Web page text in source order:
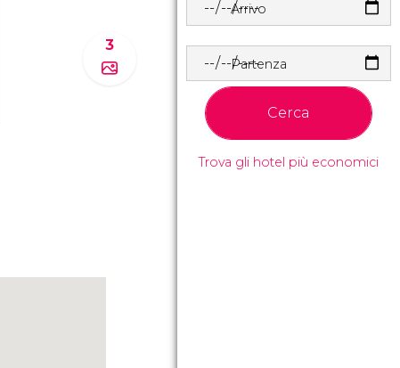
3
Arrivo
Partenza
Cerca
Trova gli hotel più economici